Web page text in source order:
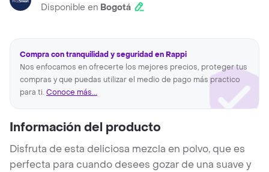
Disponible en Bogotá
Compra con tranquilidad y seguridad en Rappi
Nos enfocamos en ofrecerte los mejores precios, proteger tus
compras y que puedas utilizar el medio de pago más practico
para ti. Conoce más...
Información del producto
Disfruta de esta deliciosa mezcla en polvo, que es
perfecta para cuando desees gozar de una suave y